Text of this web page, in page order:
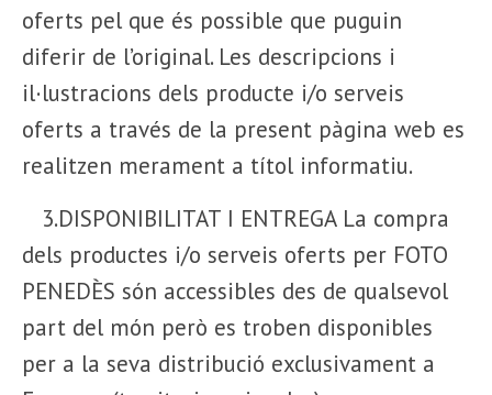
oferts pel que és possible que puguin
diferir de l’original. Les descripcions i
il·lustracions dels producte i/o serveis
oferts a través de la present pàgina web es
realitzen merament a títol informatiu.
3.DISPONIBILITAT I ENTREGA La compra
dels productes i/o serveis oferts per FOTO
PENEDÈS són accessibles des de qualsevol
part del món però es troben disponibles
per a la seva distribució exclusivament a